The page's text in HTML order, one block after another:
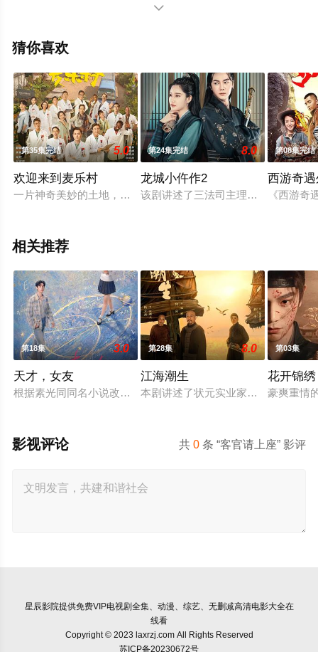
心等演员精彩演绎的中国大陆电视剧，大结局剧情已揭晓
上星辰影视，更多相关信息可移步至豆瓣电视剧、电视猫

猜你喜欢
第35集完结 5.0
欢迎来到麦乐村
一片神奇美妙的土地，一段欢腾难忘的时光，一群可亲可爱的
第24集完结 8.0
龙城小仵作2
该剧讲述了三法司主理叶凡与被辞退
第08集完结
西游奇
《西游
相关推荐
第18集 3.0
天才，女友
根据素光同同名小说改编。江逾白长大以后，林知夏忽然对他
第28集 8.0
江海潮生
本剧讲述了状元实业家张謇创办大生
第03集
花开锦绣
豪爽重情
共0 条 “客官请上座” 影评
影视评论
星辰影院提供免费VIP电视剧全集、动漫、综艺、无删减高清电影大全在
线看
Copyright © 2023 laxrzj.com All Rights Reserved
苏ICP备20230672号